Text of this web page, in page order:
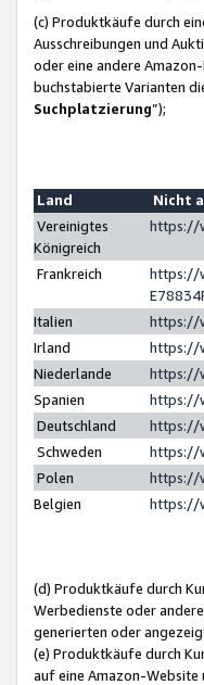
(c) Produktkäufe durch
Ausschreibungen und
oder eine andere
buchstabierte Varianten
Suchplatzierung”);
Land
Nicht
Vereinigtes
Königreich
https://
Frankreich
https://
Italien
https://
Irland
https://
Niederlande
https://
Spanien
https://
Deutschland
https://
Schweden
https://
Polen
https://
Belgien
https://
(d) Produktkäufe durch
Werbedienste oder
generierten oder
(e) Produktkäufe durch
auf eine Amazon-Website